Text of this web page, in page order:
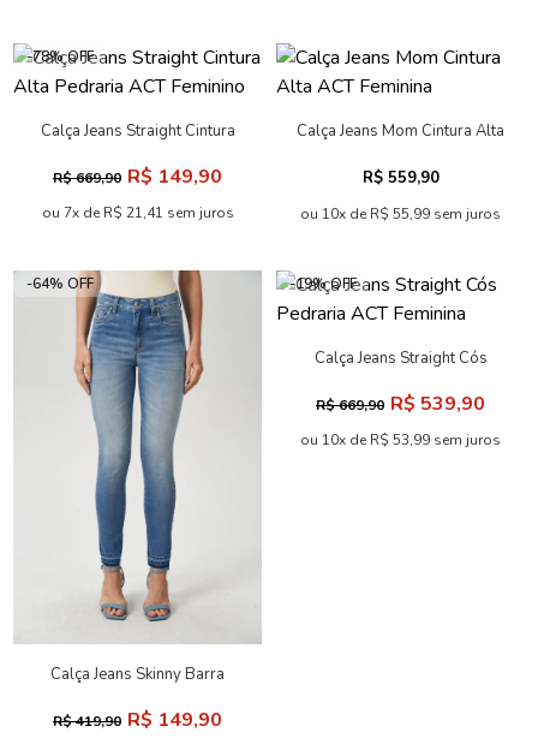
-78% OFF
Calça Jeans Straight Cintura
R$ 669,90 R$ 149,90
ou 7x de R$ 21,41 sem juros
Calça Jeans Mom Cintura Alta
R$ 559,90
ou 10x de R$ 55,99 sem juros
-64% OFF
Calça Jeans Skinny Barra
Acostamento
R$ 419,90 R$ 149,90
-19% OFF
Calça Jeans Straight Cós
R$ 669,90 R$ 539,90
ou 10x de R$ 53,99 sem juros